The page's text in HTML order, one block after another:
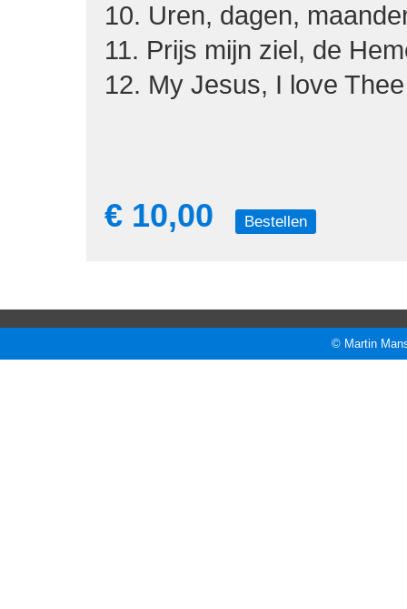
10. Uren, dagen,
11. Prijs mijn ziel, de
12. My Jesus, I love Thee
€ 10,00 Bestellen
© Martin